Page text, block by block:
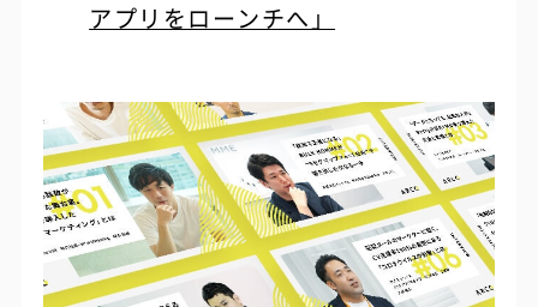
アプリをローンチへ」